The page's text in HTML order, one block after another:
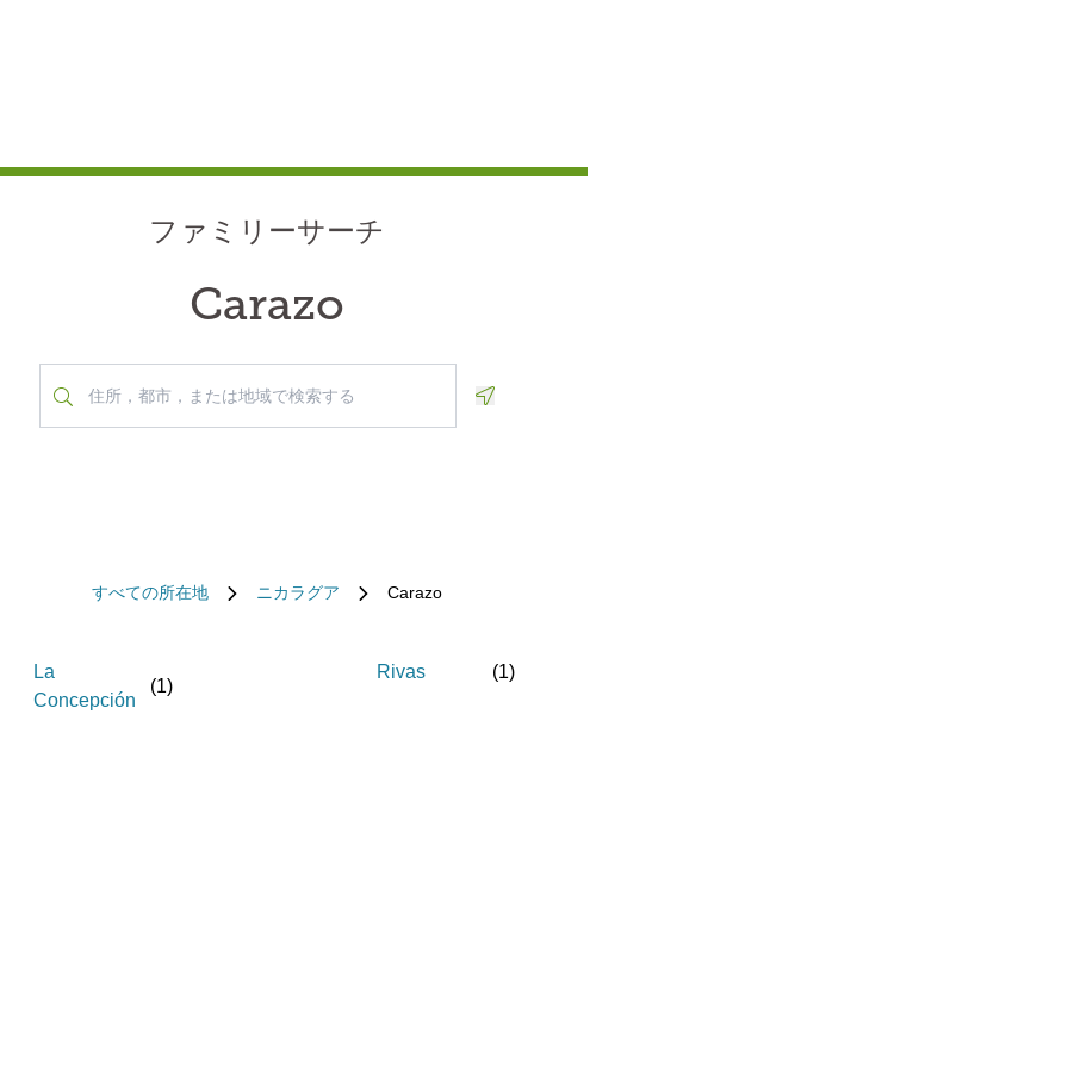
ファミリーサーチ
Carazo
すべての所在地 ニカラグア Carazo
La
Concepción
(1)
Rivas (1)